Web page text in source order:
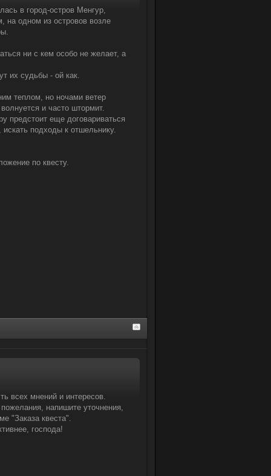
в город-остров Менгур,
на одном из островов возле
ни с кем особо не желает, а
их судьбы - ой как.
теплом, но ночами ветер
и часто штормит.
предстоит еще договариваться
подходы к отшельнику.
по квесту.
всех мнений и интересов.
напишите уточнения,
"Заказа квеста".
господа!